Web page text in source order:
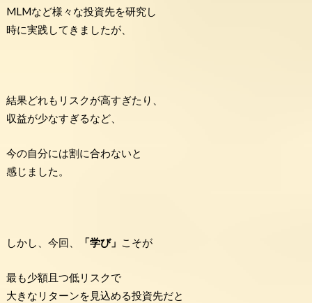
MLMなど様々な投資先を研究し
時に実践してきましたが、
結果どれもリスクが高すぎたり、
収益が少なすぎるなど、
今の自分には割に合わないと
感じました。
しかし、今回、 「学び」 こそが
最も少額且つ低リスクで
大きなリターンを見込める投資先だと